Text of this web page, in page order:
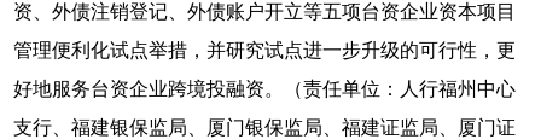
资、外债注销登记、外债账户开立等五项台资企业资本项目
管理便利化试点举措，并研究试点进一步升级的可行性，更
好地服务台资企业跨境投融资。（责任单位：人行福州中心
支行、福建银保监局、厦门银保监局、福建证监局、厦门证